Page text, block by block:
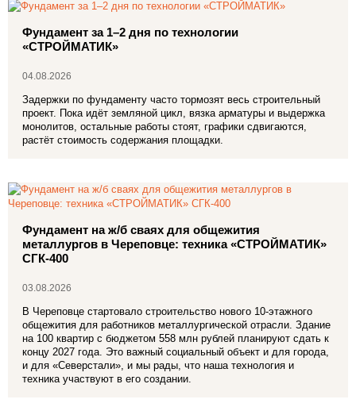
Фундамент за 1–2 дня по технологии
«СТРОЙМАТИК»
04.08.2026
Задержки по фундаменту часто тормозят весь строительный
проект. Пока идёт земляной цикл, вязка арматуры и выдержка
монолитов, остальные работы стоят, графики сдвигаются,
растёт стоимость содержания площадки.
Фундамент на ж/б сваях для общежития
металлургов в Череповце: техника «СТРОЙМАТИК»
СГК‑400
03.08.2026
В Череповце стартовало строительство нового 10‑этажного
общежития для работников металлургической отрасли. Здание
на 100 квартир с бюджетом 558 млн рублей планируют сдать к
концу 2027 года. Это важный социальный объект и для города,
и для «Северстали», и мы рады, что наша технология и
техника участвуют в его создании.